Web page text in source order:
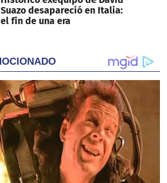
Suazo desapareció en Italia:
el fin de una era